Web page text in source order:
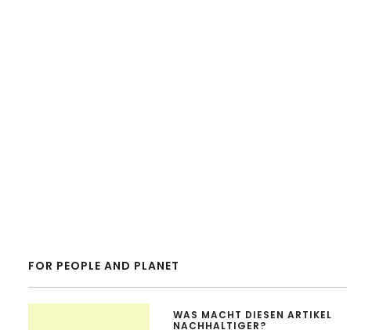
FOR PEOPLE AND PLANET
WAS MACHT DIESEN ARTIKEL
NACHHALTIGER?